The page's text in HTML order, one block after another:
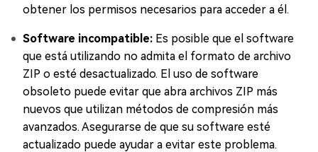
obtener los permisos necesarios para acceder a él.
Software incompatible: Es posible que el software
que está utilizando no admita el formato de archivo
ZIP o esté desactualizado. El uso de software
obsoleto puede evitar que abra archivos ZIP más
nuevos que utilizan métodos de compresión más
avanzados. Asegurarse de que su software esté
actualizado puede ayudar a evitar este problema.